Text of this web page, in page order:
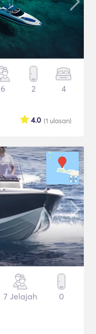
6 2 4
(1 ulasan)
4.0
7 Jelajah 0